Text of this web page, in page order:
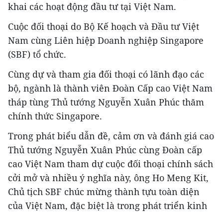
khai các hoạt động đầu tư tại Việt Nam.
Cuộc đối thoại do Bộ Kế hoạch và Đầu tư Việt
Nam cùng Liên hiệp Doanh nghiệp Singapore
(SBF) tổ chức.
Cùng dự và tham gia đối thoại có lãnh đạo các
bộ, ngành là thành viên Đoàn Cấp cao Việt Nam
tháp tùng Thủ tướng Nguyễn Xuân Phúc thăm
chính thức Singapore.
Trong phát biểu dẫn đề, cảm ơn và đánh giá cao
Thủ tướng Nguyễn Xuân Phúc cùng Đoàn cấp
cao Việt Nam tham dự cuộc đối thoại chính sách
cởi mở và nhiều ý nghĩa này, ông Ho Meng Kit,
Chủ tịch SBF chúc mừng thành tựu toàn diện
của Việt Nam, đặc biệt là trong phát triển kinh